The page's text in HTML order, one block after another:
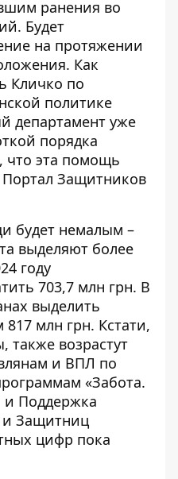
ранения во
Будет
на протяжении
Как
Кличко по
политике
департамент уже
порядка
что эта помощь
Портал Защитников
будет немалым –
выделяют более
году
703,7 млн ​​грн. В
выделить
млн ​​грн. Кстати,
также возрастут
и ВПЛ по
«Забота.
и Поддержка
и Защитниц
цифр пока